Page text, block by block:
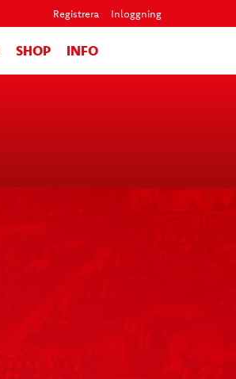
Registrera Inloggning
SHOP INFO